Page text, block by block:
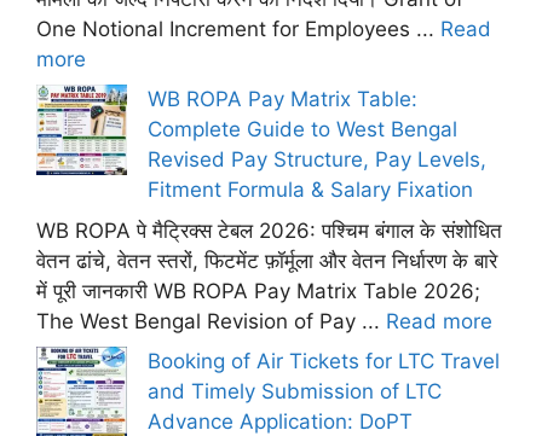
One Notional Increment for Employees ... Read
more
WB ROPA Pay Matrix Table:
Complete Guide to West Bengal
Revised Pay Structure, Pay Levels,
Fitment Formula & Salary Fixation
WB ROPA पे मैट्रिक्स टेबल 2026: पश्चिम बंगाल के संशोधित
वेतन ढांचे, वेतन स्तरों, फिटमेंट फ़ॉर्मूला और वेतन निर्धारण के बारे
में पूरी जानकारी WB ROPA Pay Matrix Table 2026;
The West Bengal Revision of Pay ... Read more
Booking of Air Tickets for LTC Travel
and Timely Submission of LTC
Advance Application: DoPT